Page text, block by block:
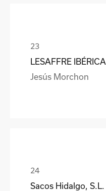
LESAFFRE IBÉRICA
Jesús Morchon
Sacos Hidalgo, S.L.